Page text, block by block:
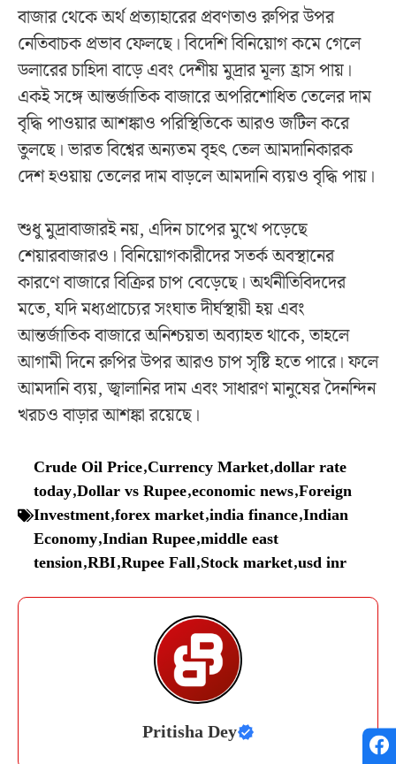
বাজার থেকে অর্থ প্রত্যাহারের প্রবণতাও রুপির উপর
নেতিবাচক প্রভাব ফেলছে। বিদেশি বিনিয়োগ কমে গেলে
ডলারের চাহিদা বাড়ে এবং দেশীয় মুদ্রার মূল্য হ্রাস পায়।
একই সঙ্গে আন্তর্জাতিক বাজারে অপরিশোধিত তেলের দাম
বৃদ্ধি পাওয়ার আশঙ্কাও পরিস্থিতিকে আরও জটিল করে
তুলছে। ভারত বিশ্বের অন্যতম বৃহৎ তেল আমদানিকারক
দেশ হওয়ায় তেলের দাম বাড়লে আমদানি ব্যয়ও বৃদ্ধি পায়।
শুধু মুদ্রাবাজারই নয়, এদিন চাপের মুখে পড়েছে
শেয়ারবাজারও। বিনিয়োগকারীদের সতর্ক অবস্থানের
কারণে বাজারে বিক্রির চাপ বেড়েছে। অর্থনীতিবিদদের
মতে, যদি মধ্যপ্রাচ্যের সংঘাত দীর্ঘস্থায়ী হয় এবং
আন্তর্জাতিক বাজারে অনিশ্চয়তা অব্যাহত থাকে, তাহলে
আগামী দিনে রুপির উপর আরও চাপ সৃষ্টি হতে পারে। ফলে
আমদানি ব্যয়, জ্বালানির দাম এবং সাধারণ মানুষের দৈনন্দিন
খরচও বাড়ার আশঙ্কা রয়েছে।
Crude Oil Price,Currency Market,dollar rate
today,Dollar vs Rupee,economic news,Foreign
Investment,forex market,india finance,Indian
Economy,Indian Rupee,middle east
tension,RBI,Rupee Fall,Stock market,usd inr
Pritisha Dey